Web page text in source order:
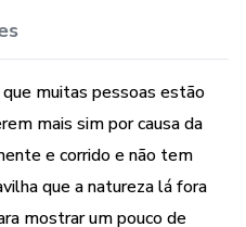
muitas pessoas estão
mais sim por causa da
e corrido e não tem
que a natureza lá fora
mostrar um pouco de